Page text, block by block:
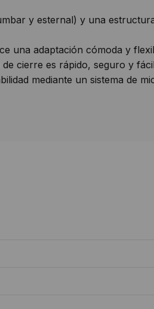
y esternal) y una
una adaptación cómoda y
cierre es rápido, seguro y
mediante un sistema de